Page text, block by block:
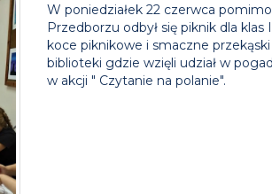
W poniedziałek 22 czerwca
Przedborzu odbył się piknik dla
koce piknikowe i smaczne
biblioteki gdzie wzięli udział w
w akcji " Czytanie na polanie".